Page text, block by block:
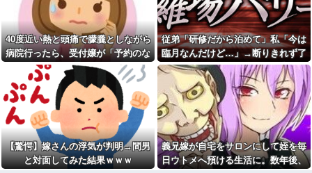
グラボ、国内価格4割値上げか
ｗｗｗｗｗｗｗｗｗｗｗｗｗｗ
ｗｗ
【悲報】女「丸亀製麺美味し
かったね」俺「また来ようよ」
店員「お会計2380円になりまー
す」→その後『こう』なったん
だが俺悪くないよ
な？？？？？？？？
【画像】ワイ「アルファード
いいなあ。買いに行くか」店員
「ほいっ見積もりな！」ワイ
「金額おかしくね？」←お前ら
もそう思うよな？？？？？
【驚愕】ユーチューバー「撮
影で使うから、この高級時計も
産院で知り合ったMママが、口
唇口蓋裂で生まれたM子と一緒に
うちにやってきて、M「この子あ
げるから、私さんの赤ちゃんを
代わりにちょうだい！(泣」私
「落ち着いて！」→その後…
公園遊びの菓子交換が嫌だ。
大人数だと菓子食べ放題みたい
になっちゃって身体にも歯にも
良くないし最悪
公園遊びの菓子交換が嫌だ。
大人数だと菓子食べ放題みたい
になっちゃって身体にも歯にも
良くないし最悪
旦那を亡くして８年。介護す
るつもりでウトメと同居してた
40度近い熱と頭痛で朦朧としながら
病院行ったら、受付嬢が「予約のな
い人は診ません」と拒否された。タ
クシーを呼ぶための電話も貸してく
れず...
従弟「研修だから泊めて」私「今は
臨月なんだけど…」→断りきれず了
承したら、さらに図々しい要求まで
飛び出して…
【驚愕】嫁さんの浮気が判明→間男
と対面してみた結果ｗｗｗ
義兄嫁が自宅をサロンにして姪を毎
日ウトメへ預ける生活に。数年後、